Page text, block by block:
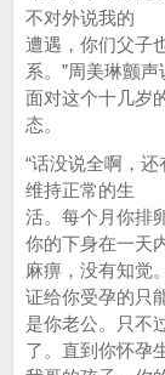
不对外说我的
遭遇，你们父子
系。”周美琳颤声
面对这个十几岁
态。
“话没说全啊，
维持正常的生
活。每个月你排
你的下身在一天
麻痹，没有知觉
证给你受孕的只
是你老公。只不
了。直到你怀孕